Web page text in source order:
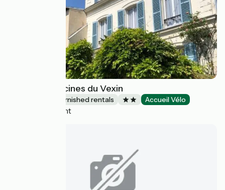
Gîtes Les Glycines du Vexin
Lodgings and furnished rentals Accueil Vélo
Évecquemont